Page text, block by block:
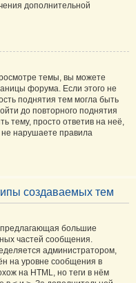
дополнительной
темы, вы можете
форума. Если этого не
поднятия тем могла быть
до повторного поднятия
тему, просто ответив на неё,
не нарушаете правила
создаваемых тем
большие
частей сообщения.
администратором,
на уровне сообщения в
на HTML, но теги в нём